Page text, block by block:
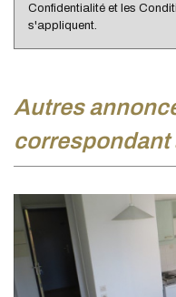
Confidentialité et les
s'appliquent.
autres annonces immobilières
correspondant